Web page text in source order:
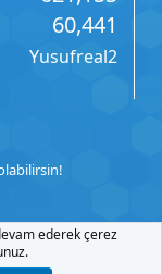
60,441
Yusufreal2
ederek çerez